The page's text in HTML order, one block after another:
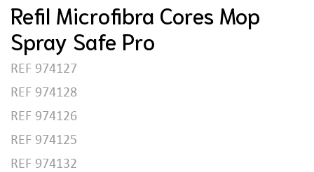
Refil Microfibra Cores Mop
Spray Safe Pro
REF 974127
REF 974128
REF 974126
REF 974125
REF 974132